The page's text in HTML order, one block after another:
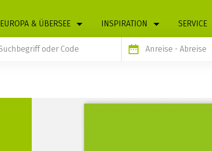
EUROPA & ÜBERSEE INSPIRATION SERVICE
Anreise - Abreise